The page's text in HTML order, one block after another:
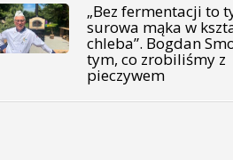
„Bez fermentacji to
surowa mąka w
chleba”. Bogdan
tym, co zrobiliśmy z
pieczywem